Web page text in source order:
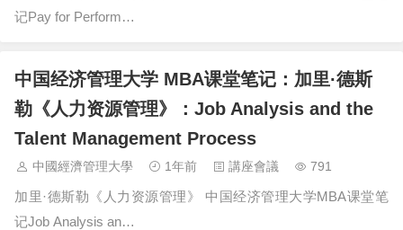
记Pay for Perform…
中国经济管理大学 MBA课堂笔记：加里·德斯
勒《人力资源管理》：Job Analysis and the
Talent Management Process
中國經濟管理大學 1年前 講座會議 791
加里·德斯勒《人力资源管理》 中国经济管理大学MBA课堂笔
记Job Analysis an…